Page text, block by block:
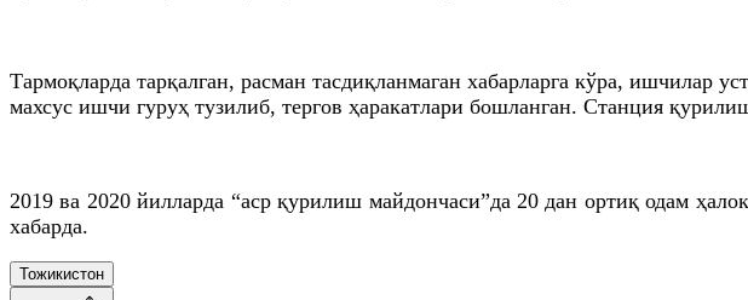
Тармоқларда тарқалган, расман тасдиқланмаган хабарларга кўра, ишчилар
махсус ишчи гуруҳ тузилиб, тергов ҳаракатлари бошланган. Станция
2019 ва 2020 йилларда “аср қурилиш майдончаси”да 20 дан ортиқ одам
хабарда.
Тожикистон